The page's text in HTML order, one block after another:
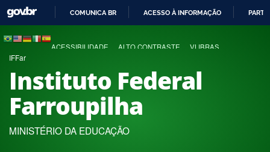
COMUNICA BR ACESSO À INFORMAÇÃO
ACESSIBILIDADE ALTO CONTRASTE VLIBRAS
IFFar
Instituto Federal
Farroupilha
MINISTÉRIO DA EDUCAÇÃO